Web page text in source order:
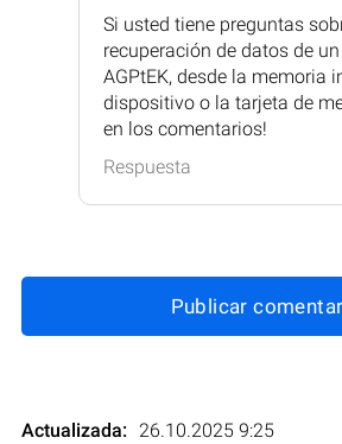
Si usted tiene preguntas
recuperación de datos de
AGPtEK, desde la memoria
dispositivo o la tarjeta de
en los comentarios!
Respuesta
Publicar
Actualizada: 26.10.2025 9:25